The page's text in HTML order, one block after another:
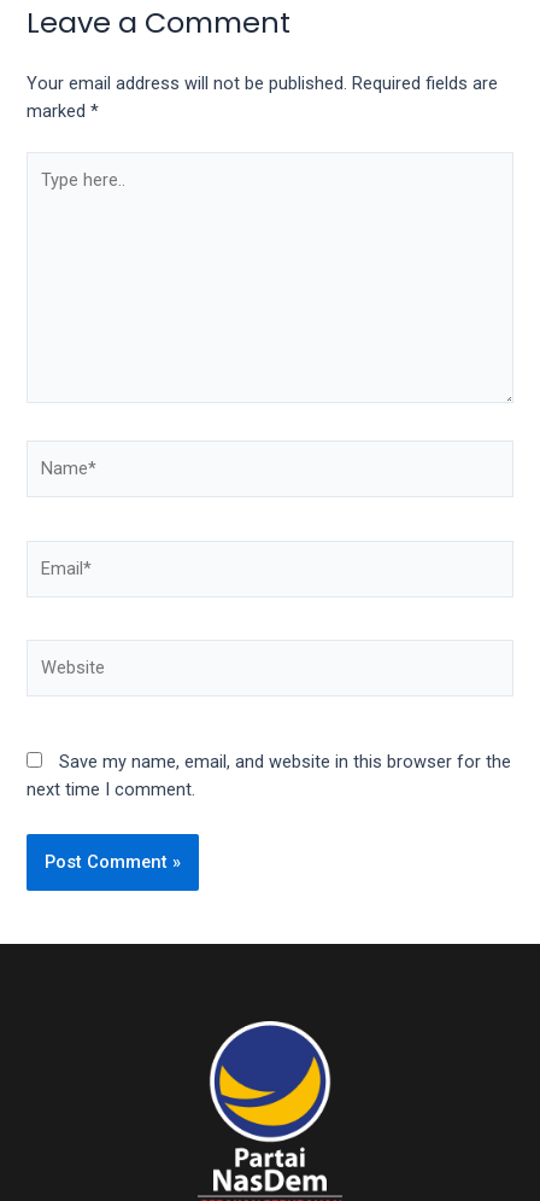
Leave a Comment
Your email address will not be published. Required fields are
marked*
Save my name, email, and website in this browser for the
next time I comment.